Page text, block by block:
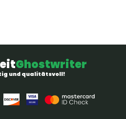
Ghostwriter
und qualitätsvoll!